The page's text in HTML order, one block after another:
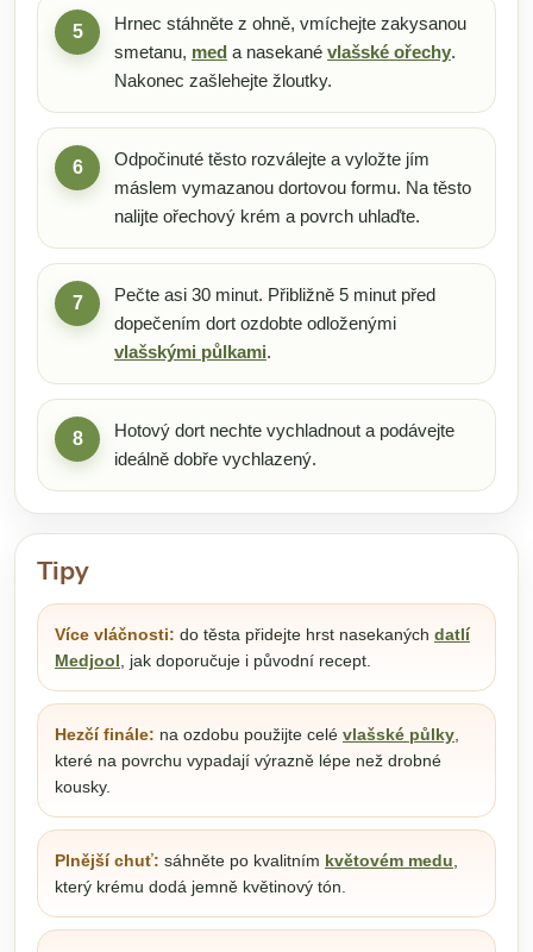
5
Hrnec stáhněte z ohně, vmíchejte zakysanou
smetanu, med a nasekané vlašské ořechy.
Nakonec zašlehejte žloutky.
6
Odpočinuté těsto rozválejte a vyložte jím
máslem vymazanou dortovou formu. Na těsto
nalijte ořechový krém a povrch uhlaďte.
7
Pečte asi 30 minut. Přibližně 5 minut před
dopečením dort ozdobte odloženými
vlašskými půlkami.
8
Hotový dort nechte vychladnout a podávejte
ideálně dobře vychlazený.
Tipy
Více vláčnosti: do těsta přidejte hrst nasekaných datlí
Medjool , jak doporučuje i původní recept.
Hezčí finále: na ozdobu použijte celé vlašské půlky
které na povrchu vypadají výrazně lépe než drobné
kousky.
Plnější chuť: sáhněte po kvalitním květovém medu
který krému dodá jemně květinový tón.